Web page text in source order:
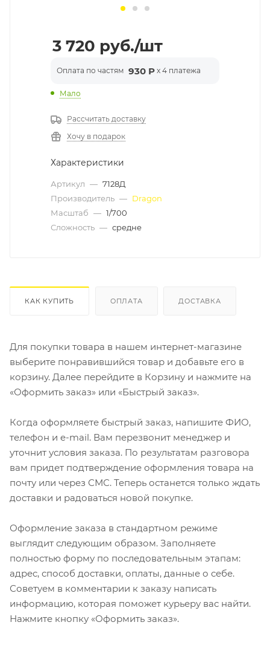
3 720 руб./шт
Оплата по частям 930 Р x 4 платежа
Мало
Рассчитать доставку
Хочу в подарок
Характеристики
Артикул — 7128Д
Производитель — Dragon
Масштаб — 1/700
Сложность — средне
КАК КУПИТЬ ОПЛАТА ДОСТАВКА
Для покупки товара в нашем интернет-магазине
выберите понравившийся товар и добавьте его в
корзину. Далее перейдите в Корзину и нажмите на
«Оформить заказ» или «Быстрый заказ».
Когда оформляете быстрый заказ, напишите ФИО,
телефон и e-mail. Вам перезвонит менеджер и
уточнит условия заказа. По результатам разговора
вам придет подтверждение оформления товара на
почту или через СМС. Теперь останется только ждать
доставки и радоваться новой покупке.
Оформление заказа в стандартном режиме
выглядит следующим образом. Заполняете
полностью форму по последовательным этапам:
адрес, способ доставки, оплаты, данные о себе.
Советуем в комментарии к заказу написать
информацию, которая поможет курьеру вас найти.
Нажмите кнопку «Оформить заказ».